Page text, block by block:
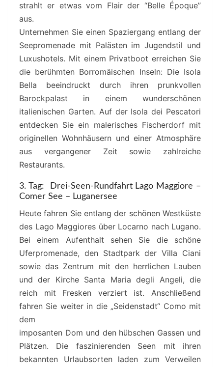
strahlt er etwas vom Flair der “Belle Époque”
aus.
Unternehmen Sie einen Spaziergang entlang der
Seepromenade mit Palästen im Jugendstil und
Luxushotels. Mit einem Privatboot erreichen Sie
die berühmten Borromäischen Inseln: Die Isola
Bella beeindruckt durch ihren prunkvollen
Barockpalast in einem wunderschönen
italienischen Garten. Auf der Isola dei Pescatori
entdecken Sie ein malerisches Fischerdorf mit
originellen Wohnhäusern und einer Atmosphäre
aus vergangener Zeit sowie zahlreiche
Restaurants.
3. Tag: Drei-Seen-Rundfahrt Lago Maggiore –
Comer See – Luganersee
Heute fahren Sie entlang der schönen Westküste
des Lago Maggiores über Locarno nach Lugano.
Bei einem Aufenthalt sehen Sie die schöne
Uferpromenade, den Stadtpark der Villa Ciani
sowie das Zentrum mit den herrlichen Lauben
und der Kirche Santa Maria degli Angeli, die
reich mit Fresken verziert ist. Anschließend
fahren Sie weiter in die „Seidenstadt“ Como mit
dem
imposanten Dom und den hübschen Gassen und
Plätzen. Die faszinierenden Seen mit ihren
bekannten Urlaubsorten laden zum Verweilen